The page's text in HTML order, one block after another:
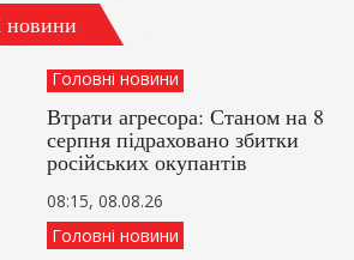
новини
Головні новини
Втрати агресора: Станом на 8
серпня підраховано збитки
російських окупантів
08:15, 08.08.26
Головні новини